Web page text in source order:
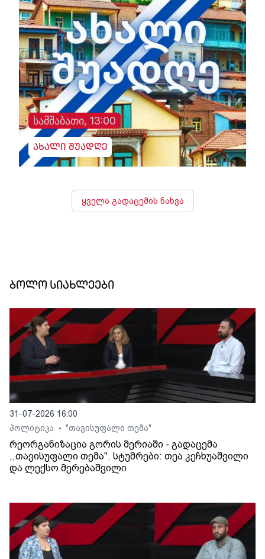
სამშაბათი, 13:00
ახალი შუადღე
ყველა გადაცემის ნახვა
ბოლო სიახლეები
31-07-2026 16:00
პოლიტიკა
• "თავისუფალი თემა"
რეორგანიზაცია გორის მერიაში - გადაცემა
,,თავისუფალი თემა". სტუმრები: თეა კეჩხუაშვილი
და ლექსო მერებაშვილი